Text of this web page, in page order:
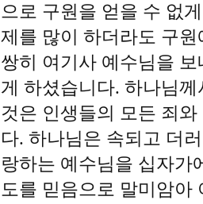
으로 구원을 얻을 수 없
제를 많이 하더라도 구
쌍히 여기사 예수님을
게 하셨습니다. 하나님
것은 인생들의 모든 죄
다. 하나님은 속되고 더
랑하는 예수님을 십자가
도를 믿음으로 말미암아